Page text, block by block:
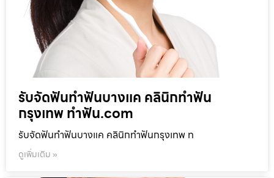
รับจัดฟันทำฟันบางแค คลินิกทำฟัน
กรุงเทพ ทำฟัน.com
รับจัดฟันทำฟันบางแค คลินิกทำฟันกรุงเทพ ท
ดูเพิ่มเติม »